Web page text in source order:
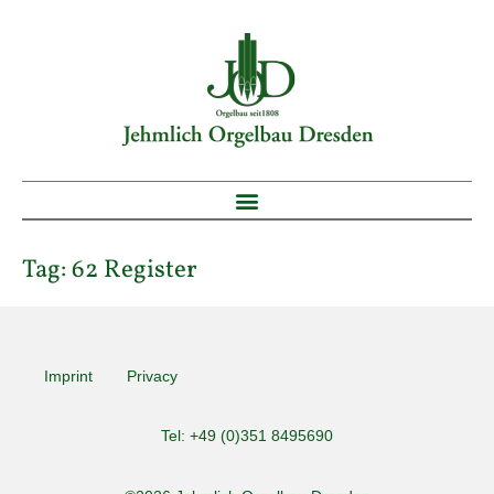
Tag:62 Register
Imprint Privacy
Tel: +49 (0)351 8495690